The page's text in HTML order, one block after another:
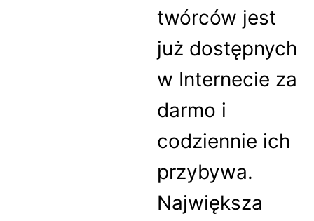
twórców jest
już dostępnych
w Internecie za
darmo i
codziennie ich
przybywa.
Największa